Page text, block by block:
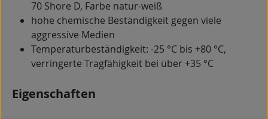
70 Shore D, Farbe natur-weiß
hohe chemische Beständigkeit gegen viele
aggressive Medien
Temperaturbeständigkeit: -25 °C bis +80 °C,
verringerte Tragfähigkeit bei über +35 °C
Eigenschaften